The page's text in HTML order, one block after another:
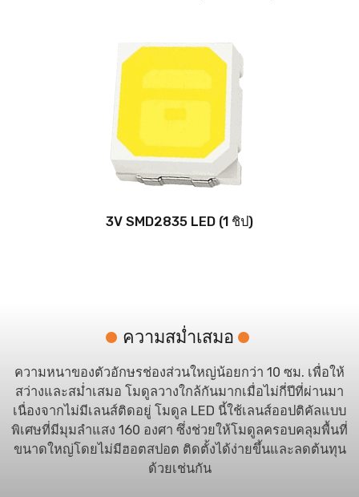
3V SMD2835 LED (1 ชิป)
ความสม่ำเสมอ
ความหนาของตัวอักษรช่องส่วนใหญ่น้อยกว่า 10 ซม. เพื่อให้
สว่างและสม่ำเสมอ โมดูลวางใกล้กันมากเมื่อไม่กี่ปีที่ผ่านมา
เนื่องจากไม่มีเลนส์ติดอยู่ โมดูล LED นี้ใช้เลนส์ออปติคัลแบบ
พิเศษที่มีมุมลำแสง 160 องศา ซึ่งช่วยให้โมดูลครอบคลุมพื้นที่
ขนาดใหญ่โดยไม่มีฮอตสปอต ติดตั้งได้ง่ายขึ้นและลดต้นทุน
ด้วยเช่นกัน